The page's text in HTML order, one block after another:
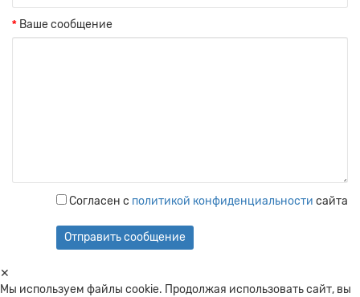
Ваше сообщение
Согласен с политикой конфиденциальности сайта
✕
Мы используем файлы cookie. Продолжая использовать сайт, вы